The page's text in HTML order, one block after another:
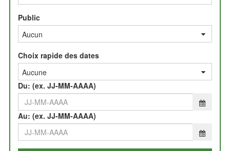
Public
Par
date
Choix rapide des dates
Du: (ex. JJ-MM-AAAA)
Au: (ex. JJ-MM-AAAA)